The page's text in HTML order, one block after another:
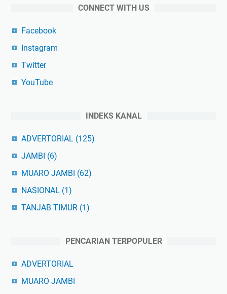
CONNECT WITH US
Facebook
Instagram
Twitter
YouTube
INDEKS KANAL
ADVERTORIAL (125)
JAMBI (6)
MUARO JAMBI (62)
NASIONAL (1)
TANJAB TIMUR (1)
PENCARIAN TERPOPULER
ADVERTORIAL
MUARO JAMBI